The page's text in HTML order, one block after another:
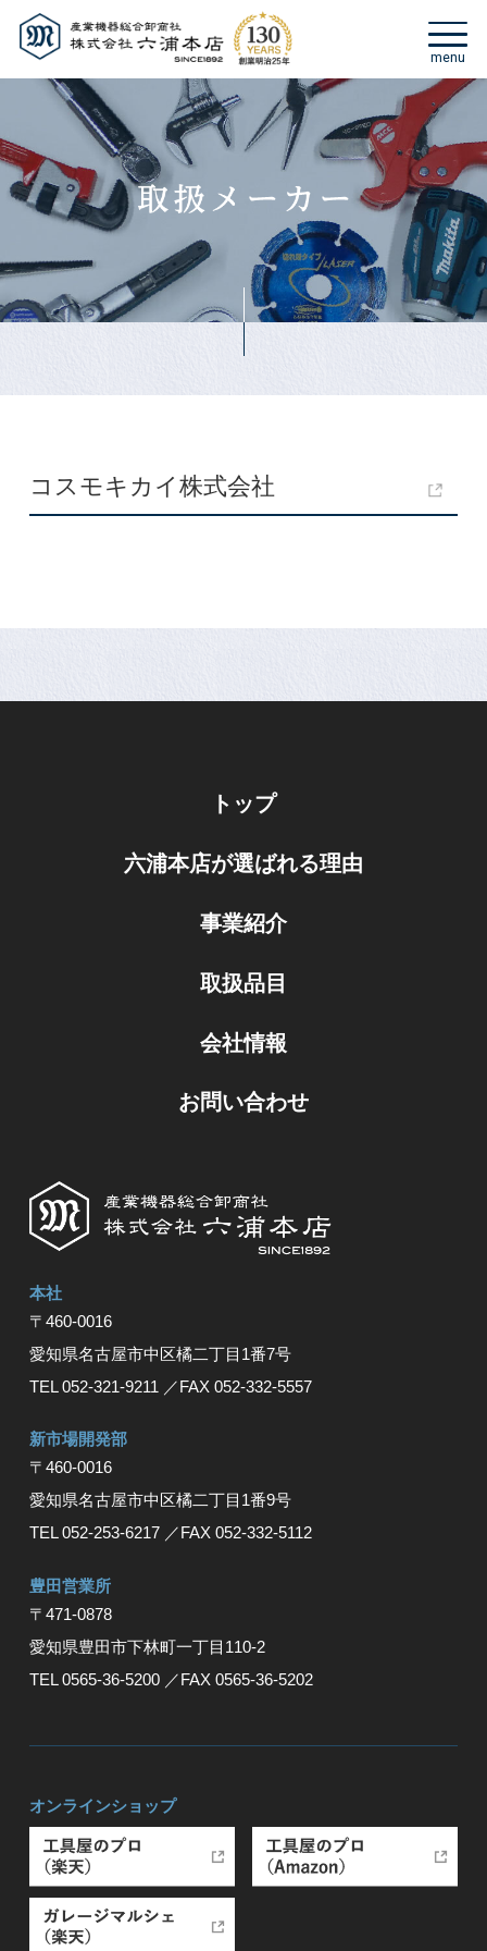
コスモキカイ株式会社
トップ
六浦本店が選ばれる理由
事業紹介
取扱品目
会社情報
お問い合わせ
本社
〒460-0016
愛知県名古屋市中区橘⼆丁⽬1番7号
TEL 052-321-9211 ／FAX 052-332-5557
新市場開発部
〒460-0016
愛知県名古屋市中区橘二丁目1番9号
TEL 052-253-6217 ／FAX 052-332-5112
豊⽥営業所
〒471-0878
愛知県豊⽥市下林町⼀丁⽬110-2
TEL 0565-36-5200 ／FAX 0565-36-5202
オンラインショップ